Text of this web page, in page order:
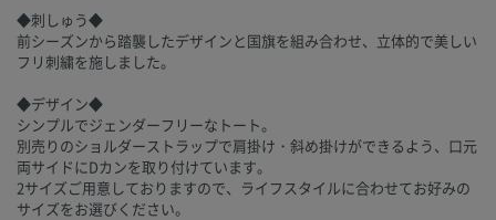
◆刺しゅう◆
前シーズンから踏襲したデザインと国旗を組み合わせ、立体的で美しい
フリ刺繍を施しました。
◆デザイン◆
シンプルでジェンダーフリーなトート。
別売りのショルダーストラップで肩掛け・斜め掛けができるよう、口元
両サイドにDカンを取り付けています。
2サイズご用意しておりますので、ライフスタイルに合わせてお好みの
サイズをお選びください。